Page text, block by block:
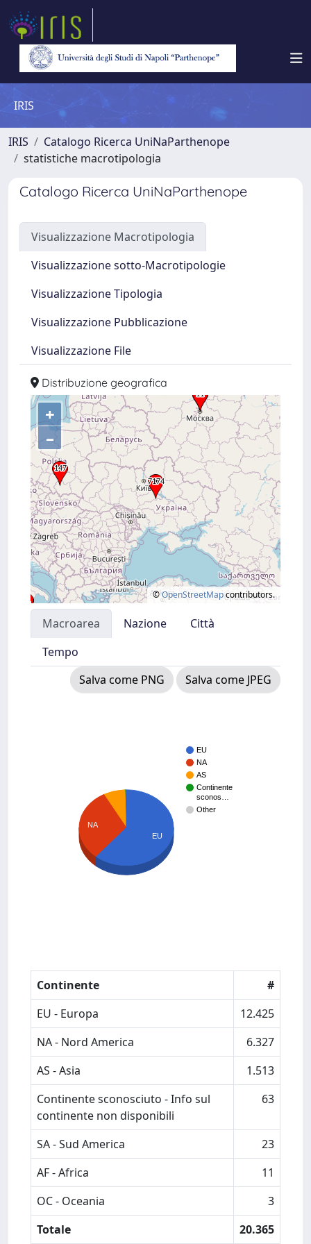
IRIS
IRIS
Catalogo Ricerca UniNaParthenope
statistiche macrotipologia
Catalogo Ricerca UniNaParthenope
Visualizzazione Macrotipologia
Visualizzazione sotto-Macrotipologie
Visualizzazione Tipologia
Visualizzazione Pubblicazione
Visualizzazione File
Distribuzione geografica
+
–
©OpenStreetMapcontributors.
Macroarea Nazione
Città
Tempo
Salva come PNG
Salva come JPEG
EU
NA
AS
Continente
sconos…
Other
NA
EU
Continente
#
EU - Europa
12.425
NA - Nord America
6.327
AS - Asia
1.513
Continente sconosciuto - Info sul
continente non disponibili
63
SA - Sud America
23
AF - Africa
11
OC - Oceania
3
Totale
20.365